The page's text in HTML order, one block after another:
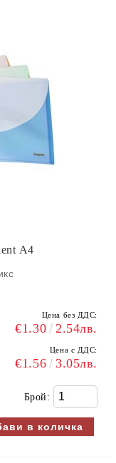
А4
Цена без ДДС:
€1.30 2.54лв.
Цена с ДДС:
€1.56 3.05лв.
Брой: